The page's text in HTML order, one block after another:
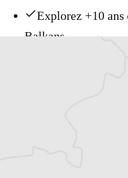
Explorez +10 ans
Balkans